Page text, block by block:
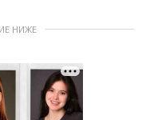
НИЖЕ